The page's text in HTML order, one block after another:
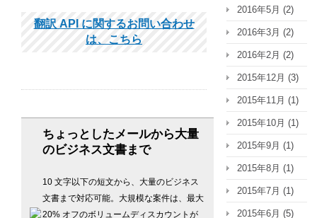
翻訳 API に関するお問い合わせ
は、こちら
ちょっとしたメールから大量
のビジネス文書まで
10 文字以下の短文から、大量のビジネス
文書まで対応可能。大規模な案件は、最大
20% オフのボリュームディスカウントが
2016年5月 (2)
2016年3月 (2)
2016年2月 (2)
2015年12月 (3)
2015年11月 (1)
2015年10月 (1)
2015年9月 (1)
2015年8月 (1)
2015年7月 (1)
2015年6月 (5)